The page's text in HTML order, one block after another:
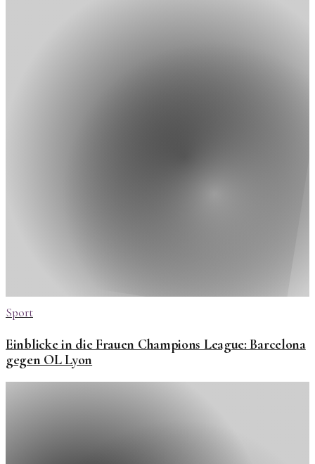
Sport
Einblicke in die Frauen Champions League: Barcelona
gegen OL Lyon